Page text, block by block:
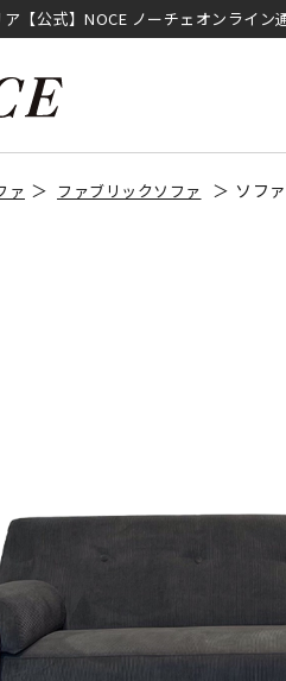
【公式】NOCE ノーチェオンライン
ァ ファブリックソファ ソフ